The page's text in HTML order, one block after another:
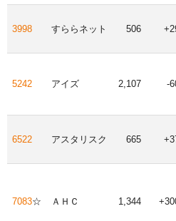
3998 すららネット 506
5242 アイズ 2,107 -
6522 アスタリスク 665
7083☆ ＡＨＣ 1,344